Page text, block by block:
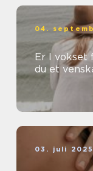
04.
Er I vokset
du et
03. juli 2025